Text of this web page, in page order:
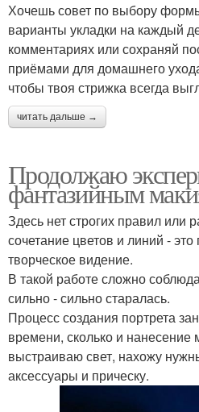
Хочешь совет по выбору
варианты укладки на каждый
комментариях или сохраняй
приёмами для домашнего
чтобы твоя стрижка всегда
читать дальше →
Продолжаю
фантазийным
Здесь нет строгих правил или
сочетание цветов и линий -
творческое видение.
В такой работе сложно
сильно - сильно старалась.
Процесс создания портрета
времени, сколько и нанесение
выстраиваю свет, нахожу
аксессуары и прическу.